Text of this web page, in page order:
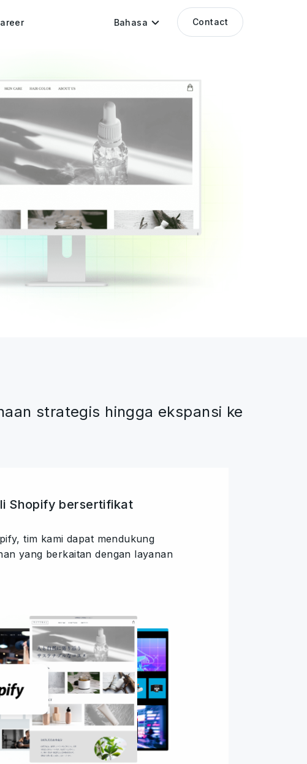
Bahasa Contact
strategis hingga ekspansi ke
Shopify bersertifikat
tim kami dapat mendukung
yang berkaitan dengan layanan